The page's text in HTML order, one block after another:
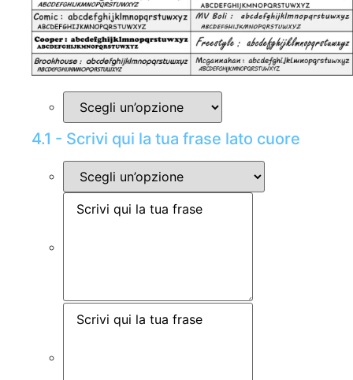
4.1 - Scrivi qui la tua frase lato cuore